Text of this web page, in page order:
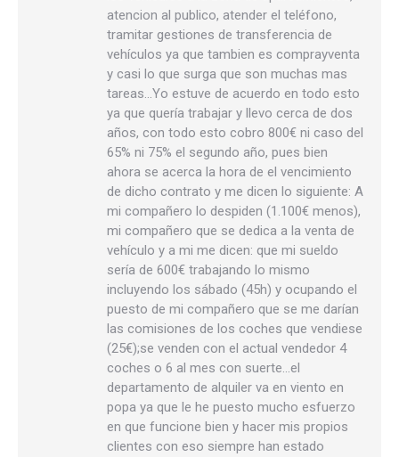
atencion al publico, atender el teléfono,
tramitar gestiones de transferencia de
vehículos ya que tambien es comprayventa
y casi lo que surga que son muchas mas
tareas…Yo estuve de acuerdo en todo esto
ya que quería trabajar y llevo cerca de dos
años, con todo esto cobro 800€ ni caso del
65% ni 75% el segundo año, pues bien
ahora se acerca la hora de el vencimiento
de dicho contrato y me dicen lo siguiente: A
mi compañero lo despiden (1.100€ menos),
mi compañero que se dedica a la venta de
vehículo y a mi me dicen: que mi sueldo
sería de 600€ trabajando lo mismo
incluyendo los sábado (45h) y ocupando el
puesto de mi compañero que se me darían
las comisiones de los coches que vendiese
(25€);se venden con el actual vendedor 4
coches o 6 al mes con suerte…el
departamento de alquiler va en viento en
popa ya que le he puesto mucho esfuerzo
en que funcione bien y hacer mis propios
clientes con eso siempre han estado